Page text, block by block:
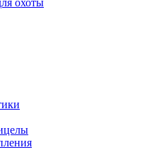
охоты